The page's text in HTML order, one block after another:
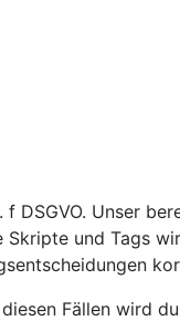
DSGVO. Unser
und Tags
Fällen wird